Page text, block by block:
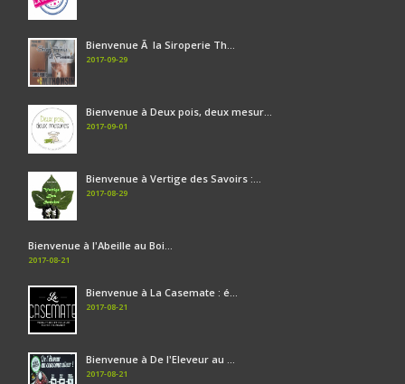
Bienvenue Ã la Siroperie Th...
2017-09-29
Bienvenue à Deux pois, deux mesur...
2017-09-01
Bienvenue à Vertige des Savoirs :...
2017-08-29
Bienvenue à l'Abeille au Boi...
2017-08-21
Bienvenue à La Casemate : é...
2017-08-21
Bienvenue à De l'Eleveur au ...
2017-08-21